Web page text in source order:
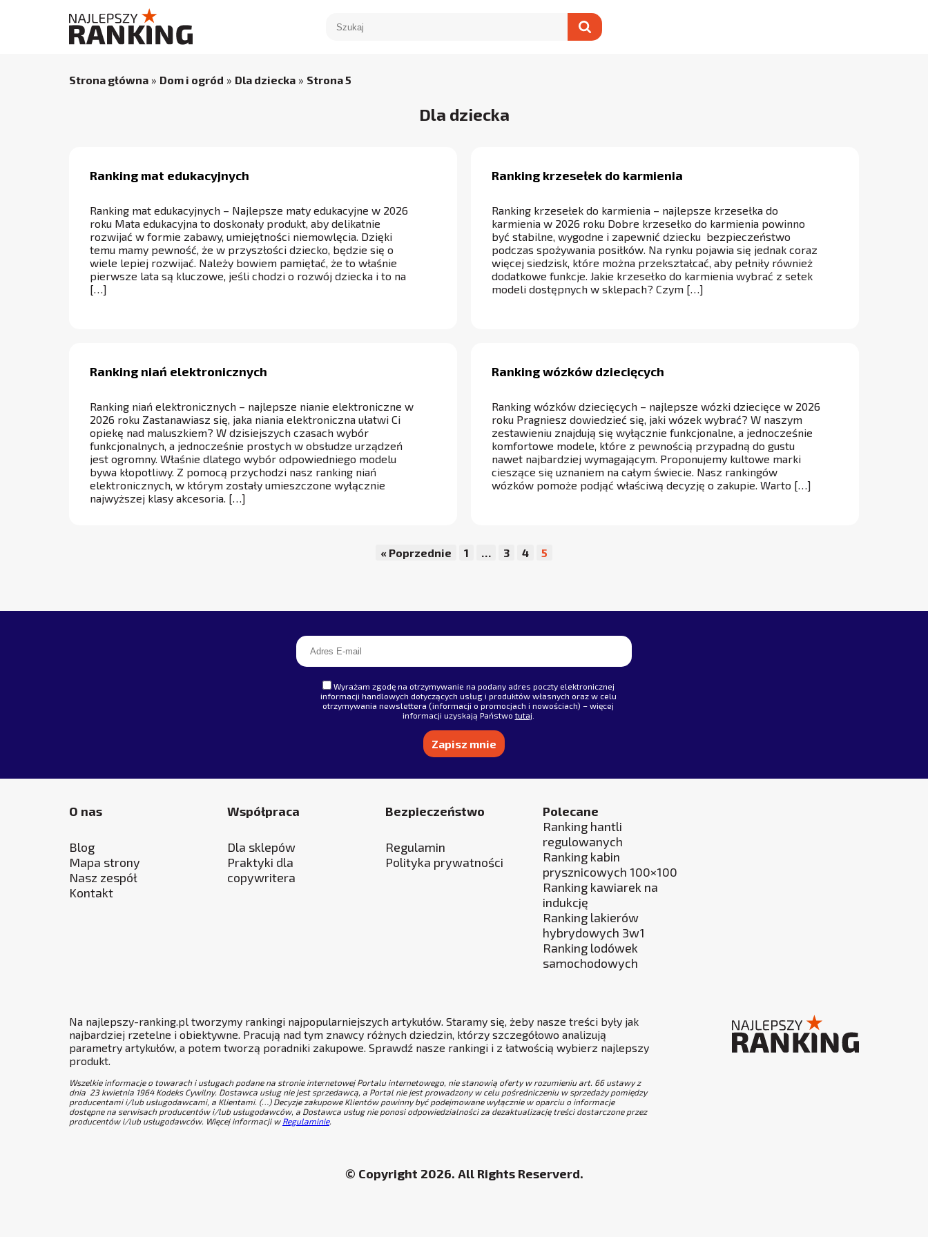
Strona główna » Dom i ogród » Dla dziecka » Strona 5
Dla dziecka
Ranking mat edukacyjnych
Ranking mat edukacyjnych – Najlepsze maty edukacyjne w 2026
roku Mata edukacyjna to doskonały produkt, aby delikatnie
rozwijać w formie zabawy, umiejętności niemowlęcia. Dzięki
temu mamy pewność, że w przyszłości dziecko, będzie się o
wiele lepiej rozwijać. Należy bowiem pamiętać, że to właśnie
pierwsze lata są kluczowe, jeśli chodzi o rozwój dziecka i to na
[…]
Ranking krzesełek do karmienia
Ranking krzesełek do karmienia – najlepsze krzesełka do
karmienia w 2026 roku Dobre krzesełko do karmienia powinno
być stabilne, wygodne i zapewnić dziecku bezpieczeństwo
podczas spożywania posiłków. Na rynku pojawia się jednak coraz
więcej siedzisk, które można przekształcać, aby pełniły również
dodatkowe funkcje. Jakie krzesełko do karmienia wybrać z setek
modeli dostępnych w sklepach? Czym […]
Ranking niań elektronicznych
Ranking niań elektronicznych – najlepsze nianie elektroniczne w
2026 roku Zastanawiasz się, jaka niania elektroniczna ułatwi Ci
opiekę nad maluszkiem? W dzisiejszych czasach wybór
funkcjonalnych, a jednocześnie prostych w obsłudze urządzeń
jest ogromny. Właśnie dlatego wybór odpowiedniego modelu
bywa kłopotliwy. Z pomocą przychodzi nasz ranking niań
elektronicznych, w którym zostały umieszczone wyłącznie
najwyższej klasy akcesoria. […]
Ranking wózków dziecięcych
Ranking wózków dziecięcych – najlepsze wózki dziecięce w 2026
roku Pragniesz dowiedzieć się, jaki wózek wybrać? W naszym
zestawieniu znajdują się wyłącznie funkcjonalne, a jednocześnie
komfortowe modele, które z pewnością przypadną do gustu
nawet najbardziej wymagającym. Proponujemy kultowe marki
cieszące się uznaniem na całym świecie. Nasz rankingów
wózków pomoże podjąć właściwą decyzję o zakupie. Warto […]
« Poprzednie 1 … 3 4 5
Wyrażam zgodę na otrzymywanie na podany adres poczty elektronicznej
informacji handlowych dotyczących usług i produktów własnych oraz w celu
otrzymywania newslettera (informacji o promocjach i nowościach) – więcej
informacji uzyskają Państwotutaj
O nas
Blog
Mapa strony
Nasz zespół
Kontakt
Współpraca
Dla sklepów
Praktyki dla
copywritera
Bezpieczeństwo
Regulamin
Polityka prywatności
Polecane
Ranking hantli
regulowanych
Ranking kabin
prysznicowych 100×100
Ranking kawiarek na
indukcję
Ranking lakierów
hybrydowych 3w1
Ranking lodówek
samochodowych
Na najlepszy-ranking.pl tworzymy rankingi najpopularniejszych artykułów. Staramy się, żeby nasze treści były jak
najbardziej rzetelne i obiektywne. Pracują nad tym znawcy różnych dziedzin, którzy szczegółowo analizują
parametry artykułów, a potem tworzą poradniki zakupowe. Sprawdź nasze rankingi i z łatwością wybierz najlepszy
produkt.
Wszelkie informacje o towarach i usługach podane na stronie internetowej Portalu internetowego, nie stanowią oferty w rozumieniu art. 66 ustawy z
dnia 23 kwietnia 1964 Kodeks Cywilny. Dostawca usług nie jest sprzedawcą, a Portal nie jest prowadzony w celu pośredniczeniu w sprzedaży pomiędzy
producentami i/lub usługodawcami, a Klientami. (…) Decyzje zakupowe Klientów powinny być podejmowane wyłącznie w oparciu o informacje
dostępne na serwisach producentów i/lub usługodawców, a Dostawca usług nie ponosi odpowiedzialności za dezaktualizację treści dostarczone przez
producentów i/lub usługodawców. Więcej informacji w Regulaminie.
© Copyright 2026. All Rights Reserverd.